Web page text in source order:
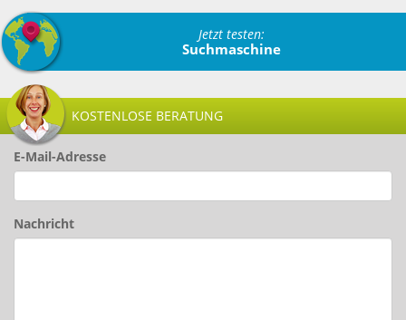
Jetzt testen:
Suchmaschine
KOSTENLOSE BERATUNG
E-Mail-Adresse
Nachricht